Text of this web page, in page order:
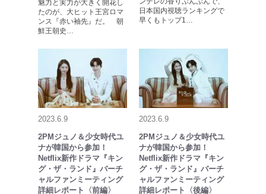
魅力と実力が大きく開花し
たのが、大ヒット王宮ロマ
ンス『赤い袖先』だ。 朝
鮮王朝史…
日本国内視聴ランキングで
早くもトップ1…
2023.6.9
2PMジュノ＆少女時代ユ
ナが韓国から参加！
Netflix新作ドラマ『キン
グ・ザ・ランド』バーチ
ャルファンミーティング
詳細レポート〈前編〉
2023.6.9
2PMジュノ＆少女時代ユ
ナが韓国から参加！
Netflix新作ドラマ『キン
グ・ザ・ランド』バーチ
ャルファンミーティング
詳細レポート〈後編〉